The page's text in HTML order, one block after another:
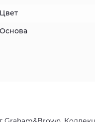
Цвет
Основа